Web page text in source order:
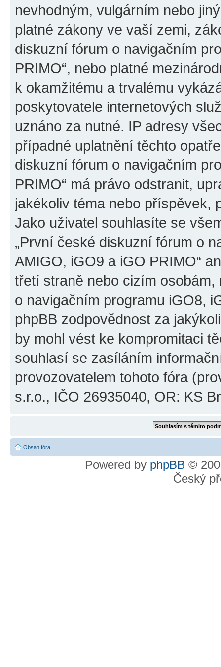
nevhodným, vulgárním nebo
platné zákony ve vaší zemi,
diskuzní fórum o navigačním
PRIMO“, nebo platné
k okamžitému a trvalému
poskytovatele internetových
uznáno za nutné. IP adresy
případné uplatnění těchto
diskuzní fórum o navigačním
PRIMO“ má právo odstranit,
jakékoliv téma nebo příspěvek,
Jako uživatel souhlasíte se
„První české diskuzní fórum o
AMIGO, iGO9 a iGO PRIMO“
třetí straně nebo cizím
o navigačním programu iGO8,
phpBB zodpovědnost za
by mohl vést ke kompromitaci
souhlasí se zasíláním
provozovatelem tohoto fóra
s.r.o., IČO 26935040, OR: KS
Obsah fóra
Powered by phpBB ©
Český